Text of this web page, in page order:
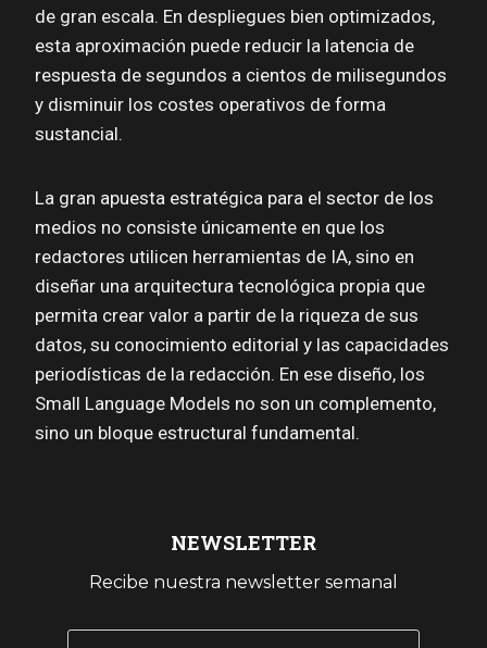
de gran escala. En despliegues bien optimizados,
esta aproximación puede reducir la latencia de
respuesta de segundos a cientos de milisegundos
y disminuir los costes operativos de forma
sustancial.
La gran apuesta estratégica para el sector de los
medios no consiste únicamente en que los
redactores utilicen herramientas de IA, sino en
diseñar una arquitectura tecnológica propia que
permita crear valor a partir de la riqueza de sus
datos, su conocimiento editorial y las capacidades
periodísticas de la redacción. En ese diseño, los
Small Language Models no son un complemento,
sino un bloque estructural fundamental.
NEWSLETTER
Recibe nuestra newsletter semanal